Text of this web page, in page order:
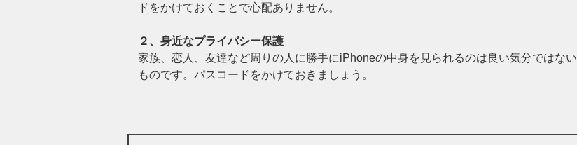
ドをかけておくことで心配ありません。
２、身近なプライバシー保護
家族、恋人、友達など周りの人に勝手にiPhoneの中身を見られるのは良い気分ではない
ものです。パスコードをかけておきましょう。